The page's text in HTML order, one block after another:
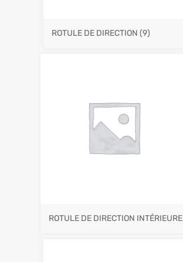
ROTULE DE DIRECTION (9)
ROTULE DE DIRECTION INTÉRIEURE